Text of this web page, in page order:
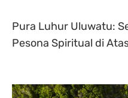
Pura Luhur Uluwatu:
Pesona Spiritual di